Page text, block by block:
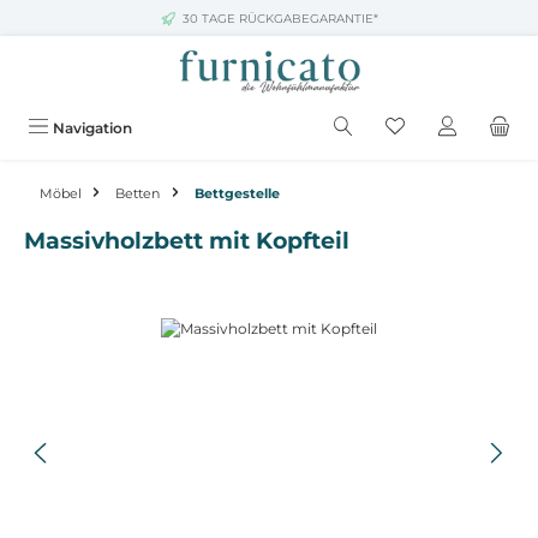
Zum Hauptinhalt springen30 TAGE RÜCKGABEGARANTIE*
Navigation
Möbel Betten Bettgestelle
Massivholzbett mit Kopfteil
Bildergalerie überspringen